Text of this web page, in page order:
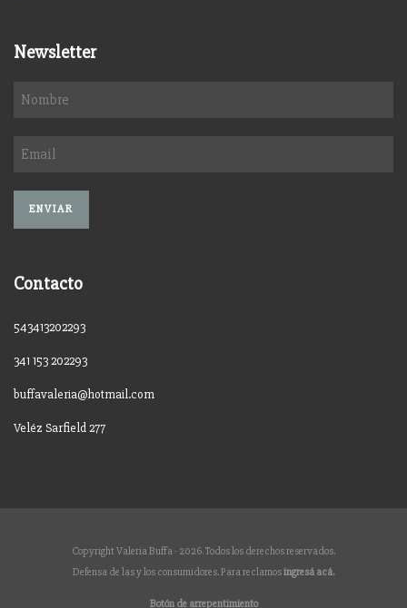
Newsletter
Contacto
543413202293
341 153 202293
buffavaleria@hotmail.com
Veléz Sarfield 277
Copyright Valeria Buffa - 2026. Todos los derechos reservados.
Defensa de las y los consumidores. Para reclamosingresá acá.
Botón de arrepentimiento